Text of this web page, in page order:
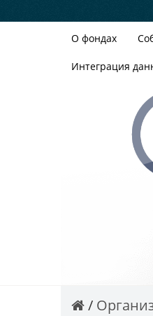
О фондах
Интеграция